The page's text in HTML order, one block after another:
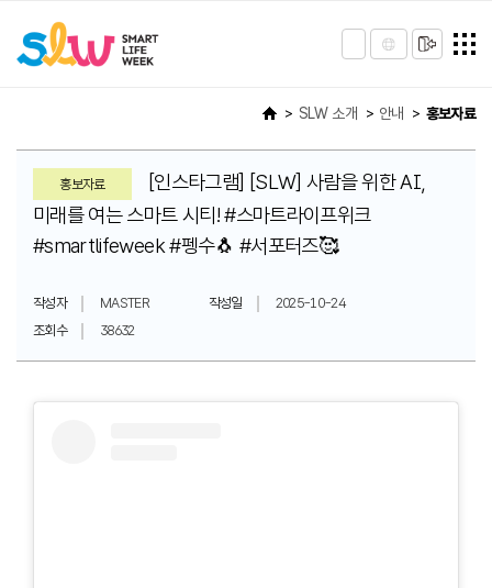
SLW 소개 안내 홍보자료
홍보자료
[인스타그램] [SLW] 사람을 위한 AI,
미래를 여는 스마트 시티! #스마트라이프위크
#smartlifeweek #펭수🐧 #서포터즈🥰
작성자 MASTER 작성일
2025-10-24
조회수
38632